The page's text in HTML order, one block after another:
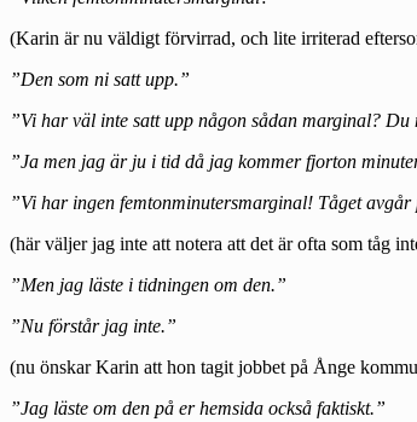
(Karin är nu väldigt förvirrad, och lite irriterad
”Den som ni satt upp.”
”Vi har väl inte satt upp någon sådan marginal?
”Ja men jag är ju i tid då jag kommer fjorton
”Vi har ingen femtonminutersmarginal! Tåget
(här väljer jag inte att notera att det är ofta som tåg
”Men jag läste i tidningen om den.”
”Nu förstår jag inte.”
(nu önskar Karin att hon tagit jobbet på Ånge
”Jag läste om den på er hemsida också faktiskt.”